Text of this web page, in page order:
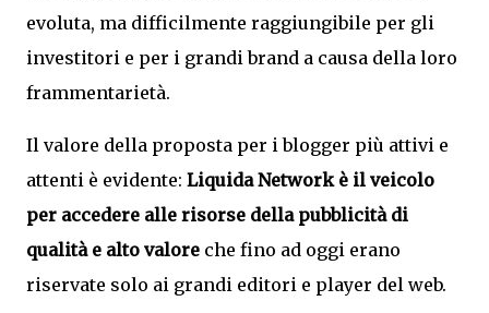
evoluta, ma difficilmente raggiungibile per gli
investitori e per i grandi brand a causa della loro
frammentarietà.
Il valore della proposta per i blogger più attivi e
attenti è evidente: Liquida Network è il veicolo
per accedere alle risorse della pubblicità di
qualità e alto valore che fino ad oggi erano
riservate solo ai grandi editori e player del web.